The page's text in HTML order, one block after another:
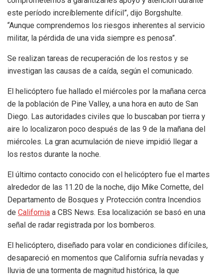
este período increíblemente difícil”, dijo Borgshulte.
“Aunque comprendemos los riesgos inherentes al servicio
militar, la pérdida de una vida siempre es penosa”.
Se realizan tareas de recuperación de los restos y se
investigan las causas de a caída, según el comunicado.
El helicóptero fue hallado el miércoles por la mañana cerca
de la población de Pine Valley, a una hora en auto de San
Diego. Las autoridades civiles que lo buscaban por tierra y
aire lo localizaron poco después de las 9 de la mañana del
miércoles. La gran acumulación de nieve impidió llegar a
los restos durante la noche.
El último contacto conocido con el helicóptero fue el martes
alrededor de las 11.20 de la noche, dijo Mike Cornette, del
Departamento de Bosques y Protección contra Incendios
de California a CBS News. Esa localización se basó en una
señal de radar registrada por los bomberos.
El helicóptero, diseñado para volar en condiciones difíciles,
desapareció en momentos que California sufría nevadas y
lluvia de una tormenta de magnitud histórica, la que